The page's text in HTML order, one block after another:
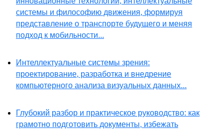
системы и философию движения, формируя
представление о транспорте будущего и меняя
подход к мобильности...
Интеллектуальные системы зрения:
проектирование, разработка и внедрение
компьютерного анализа визуальных данных...
Глубокий разбор и практическое руководство: как
грамотно подготовить документы, избежать